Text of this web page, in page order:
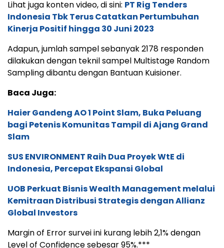
Lihat juga konten video, di sini: PT Rig Tenders
Indonesia Tbk Terus Catatkan Pertumbuhan
Kinerja Positif hingga 30 Juni 2023
Adapun, jumlah sampel sebanyak 2178 responden
dilakukan dengan teknil sampel Multistage Random
Sampling dibantu dengan Bantuan Kuisioner.
Baca Juga:
Haier Gandeng AO 1 Point Slam, Buka Peluang
bagi Petenis Komunitas Tampil di Ajang Grand
Slam
SUS ENVIRONMENT Raih Dua Proyek WtE di
Indonesia, Percepat Ekspansi Global
UOB Perkuat Bisnis Wealth Management melalui
Kemitraan Distribusi Strategis dengan Allianz
Global Investors
Margin of Error survei ini kurang lebih 2,1% dengan
Level of Confidence sebesar 95%.***